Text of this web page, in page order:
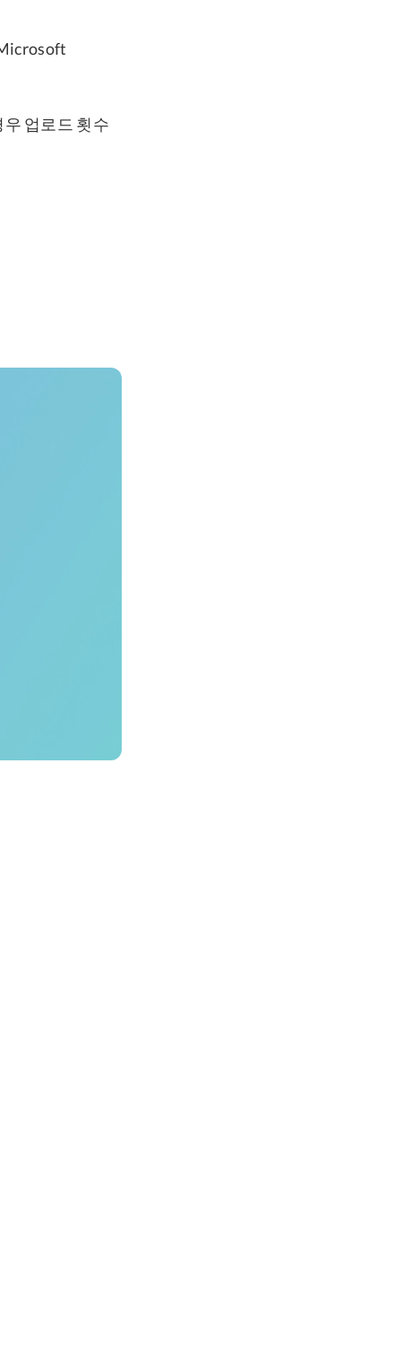
업로드 횟수